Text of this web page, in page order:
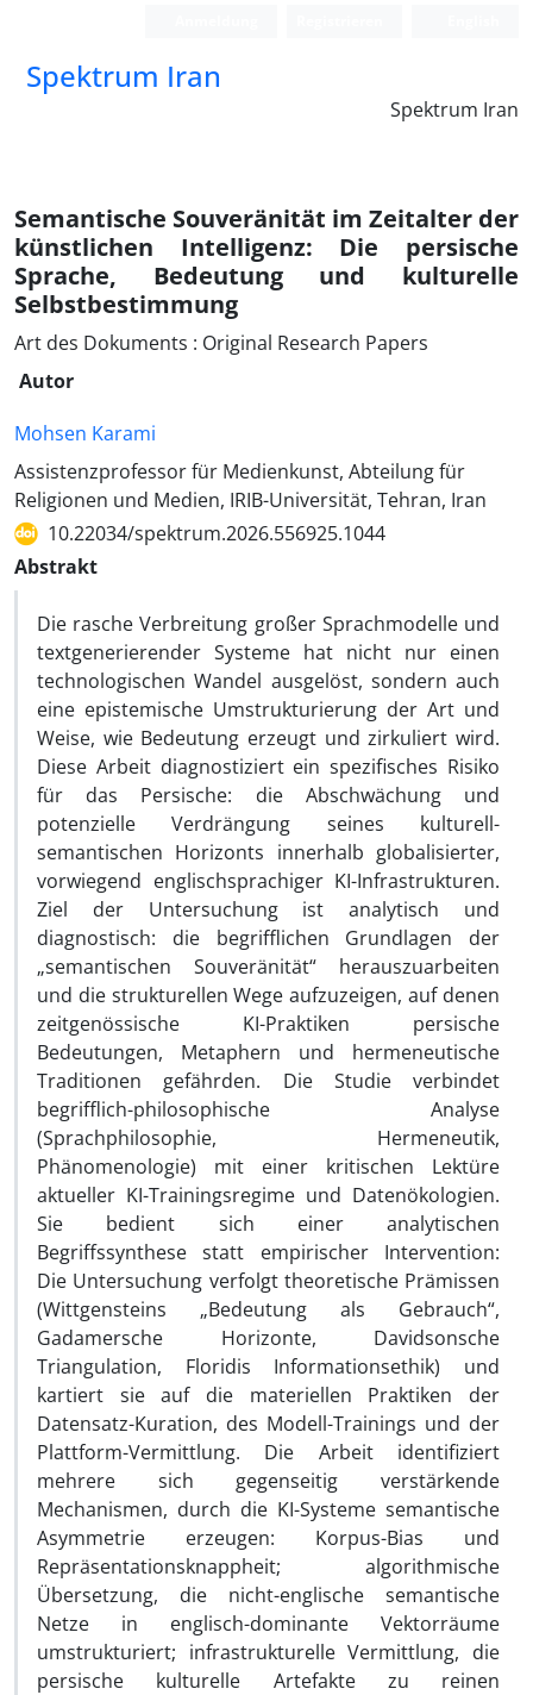
Spektrum Iran
Spektrum Iran
Semantische Souveränität im Zeitalter der
künstlichen Intelligenz: Die persische
Sprache, Bedeutung und kulturelle
Selbstbestimmung
Art des Dokuments : Original Research Papers
Autor
Mohsen Karami
Assistenzprofessor für Medienkunst, Abteilung für
Religionen und Medien, IRIB-Universität, Tehran, Iran
10.22034/spektrum.2026.556925.1044
Abstrakt
Die rasche Verbreitung großer Sprachmodelle und
textgenerierender Systeme hat nicht nur einen
technologischen Wandel ausgelöst, sondern auch
eine epistemische Umstrukturierung der Art und
Weise, wie Bedeutung erzeugt und zirkuliert wird.
Diese Arbeit diagnostiziert ein spezifisches Risiko
für das Persische: die Abschwächung und
potenzielle Verdrängung seines kulturell-
semantischen Horizonts innerhalb globalisierter,
vorwiegend englischsprachiger KI-Infrastrukturen.
Ziel der Untersuchung ist analytisch und
diagnostisch: die begrifflichen Grundlagen der
„semantischen Souveränität“ herauszuarbeiten
und die strukturellen Wege aufzuzeigen, auf denen
zeitgenössische KI-Praktiken persische
Bedeutungen, Metaphern und hermeneutische
Traditionen gefährden. Die Studie verbindet
begrifflich-philosophische Analyse
(Sprachphilosophie, Hermeneutik,
Phänomenologie) mit einer kritischen Lektüre
aktueller KI-Trainingsregime und Datenökologien.
Sie bedient sich einer analytischen
Begriffssynthese statt empirischer Intervention:
Die Untersuchung verfolgt theoretische Prämissen
(Wittgensteins „Bedeutung als Gebrauch“,
Gadamersche Horizonte, Davidsonsche
Triangulation, Floridis Informationsethik) und
kartiert sie auf die materiellen Praktiken der
Datensatz-Kuration, des Modell-Trainings und der
Plattform-Vermittlung. Die Arbeit identifiziert
mehrere sich gegenseitig verstärkende
Mechanismen, durch die KI-Systeme semantische
Asymmetrie erzeugen: Korpus-Bias und
Repräsentationsknappheit; algorithmische
Übersetzung, die nicht-englische semantische
Netze in englisch-dominante Vektorräume
umstrukturiert; infrastrukturelle Vermittlung, die
persische kulturelle Artefakte zu reinen